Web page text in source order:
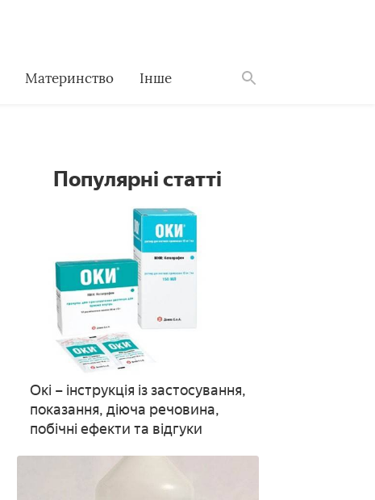
Материнство Інше
Популярні статті
Окі – інструкція із застосування,
показання, діюча речовина,
побічні ефекти та відгуки